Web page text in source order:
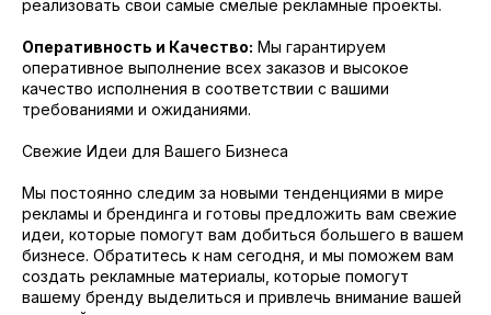
реализовать свои самые смелые рекламные проекты.
Оперативность и Качество: Мы гарантируем
оперативное выполнение всех заказов и высокое
качество исполнения в соответствии с вашими
требованиями и ожиданиями.
Свежие Идеи для Вашего Бизнеса
Мы постоянно следим за новыми тенденциями в мире
рекламы и брендинга и готовы предложить вам свежие
идеи, которые помогут вам добиться большего в вашем
бизнесе. Обратитесь к нам сегодня, и мы поможем вам
создать рекламные материалы, которые помогут
вашему бренду выделиться и привлечь внимание вашей